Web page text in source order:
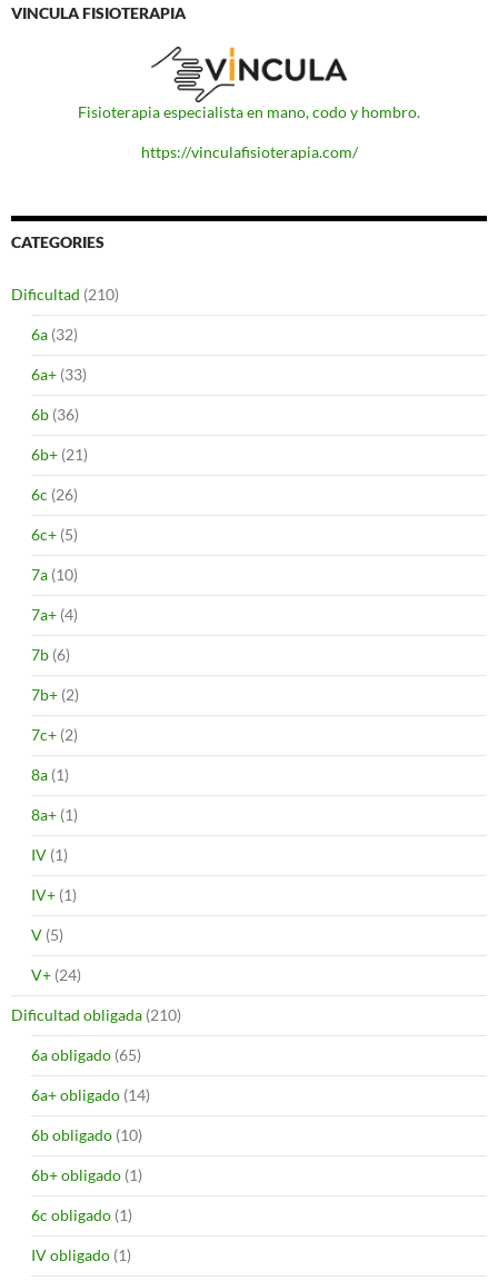
VINCULA FISIOTERAPIA
Fisioterapia especialista en mano, codo y hombro.
https://vinculafisioterapia.com/
CATEGORIES
Dificultad (210)
6a (32)
6a+ (33)
6b (36)
6b+ (21)
6c (26)
6c+ (5)
7a (10)
7a+ (4)
7b (6)
7b+ (2)
7c+ (2)
8a (1)
8a+ (1)
IV (1)
IV+ (1)
V (5)
V+ (24)
Dificultad obligada (210)
6a obligado (65)
6a+ obligado (14)
6b obligado (10)
6b+ obligado (1)
6c obligado (1)
IV obligado (1)